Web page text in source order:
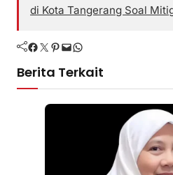
di Kota Tangerang Soal
Facebook Twitter Pinterest Mail WhatsApp
Berita Terkait